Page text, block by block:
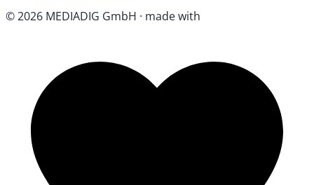
© 2026 MEDIADIG GmbH · made with